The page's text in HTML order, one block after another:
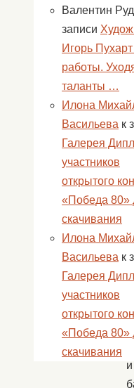
и
Валентин
записи
Игорь
работы.
таланты …
Илона
Васильева к
Галерея
участников
открытого
«Победа 80»
скачивания
Илона
Васильева к
Галерея
участников
открытого
«Победа 80»
скачивания